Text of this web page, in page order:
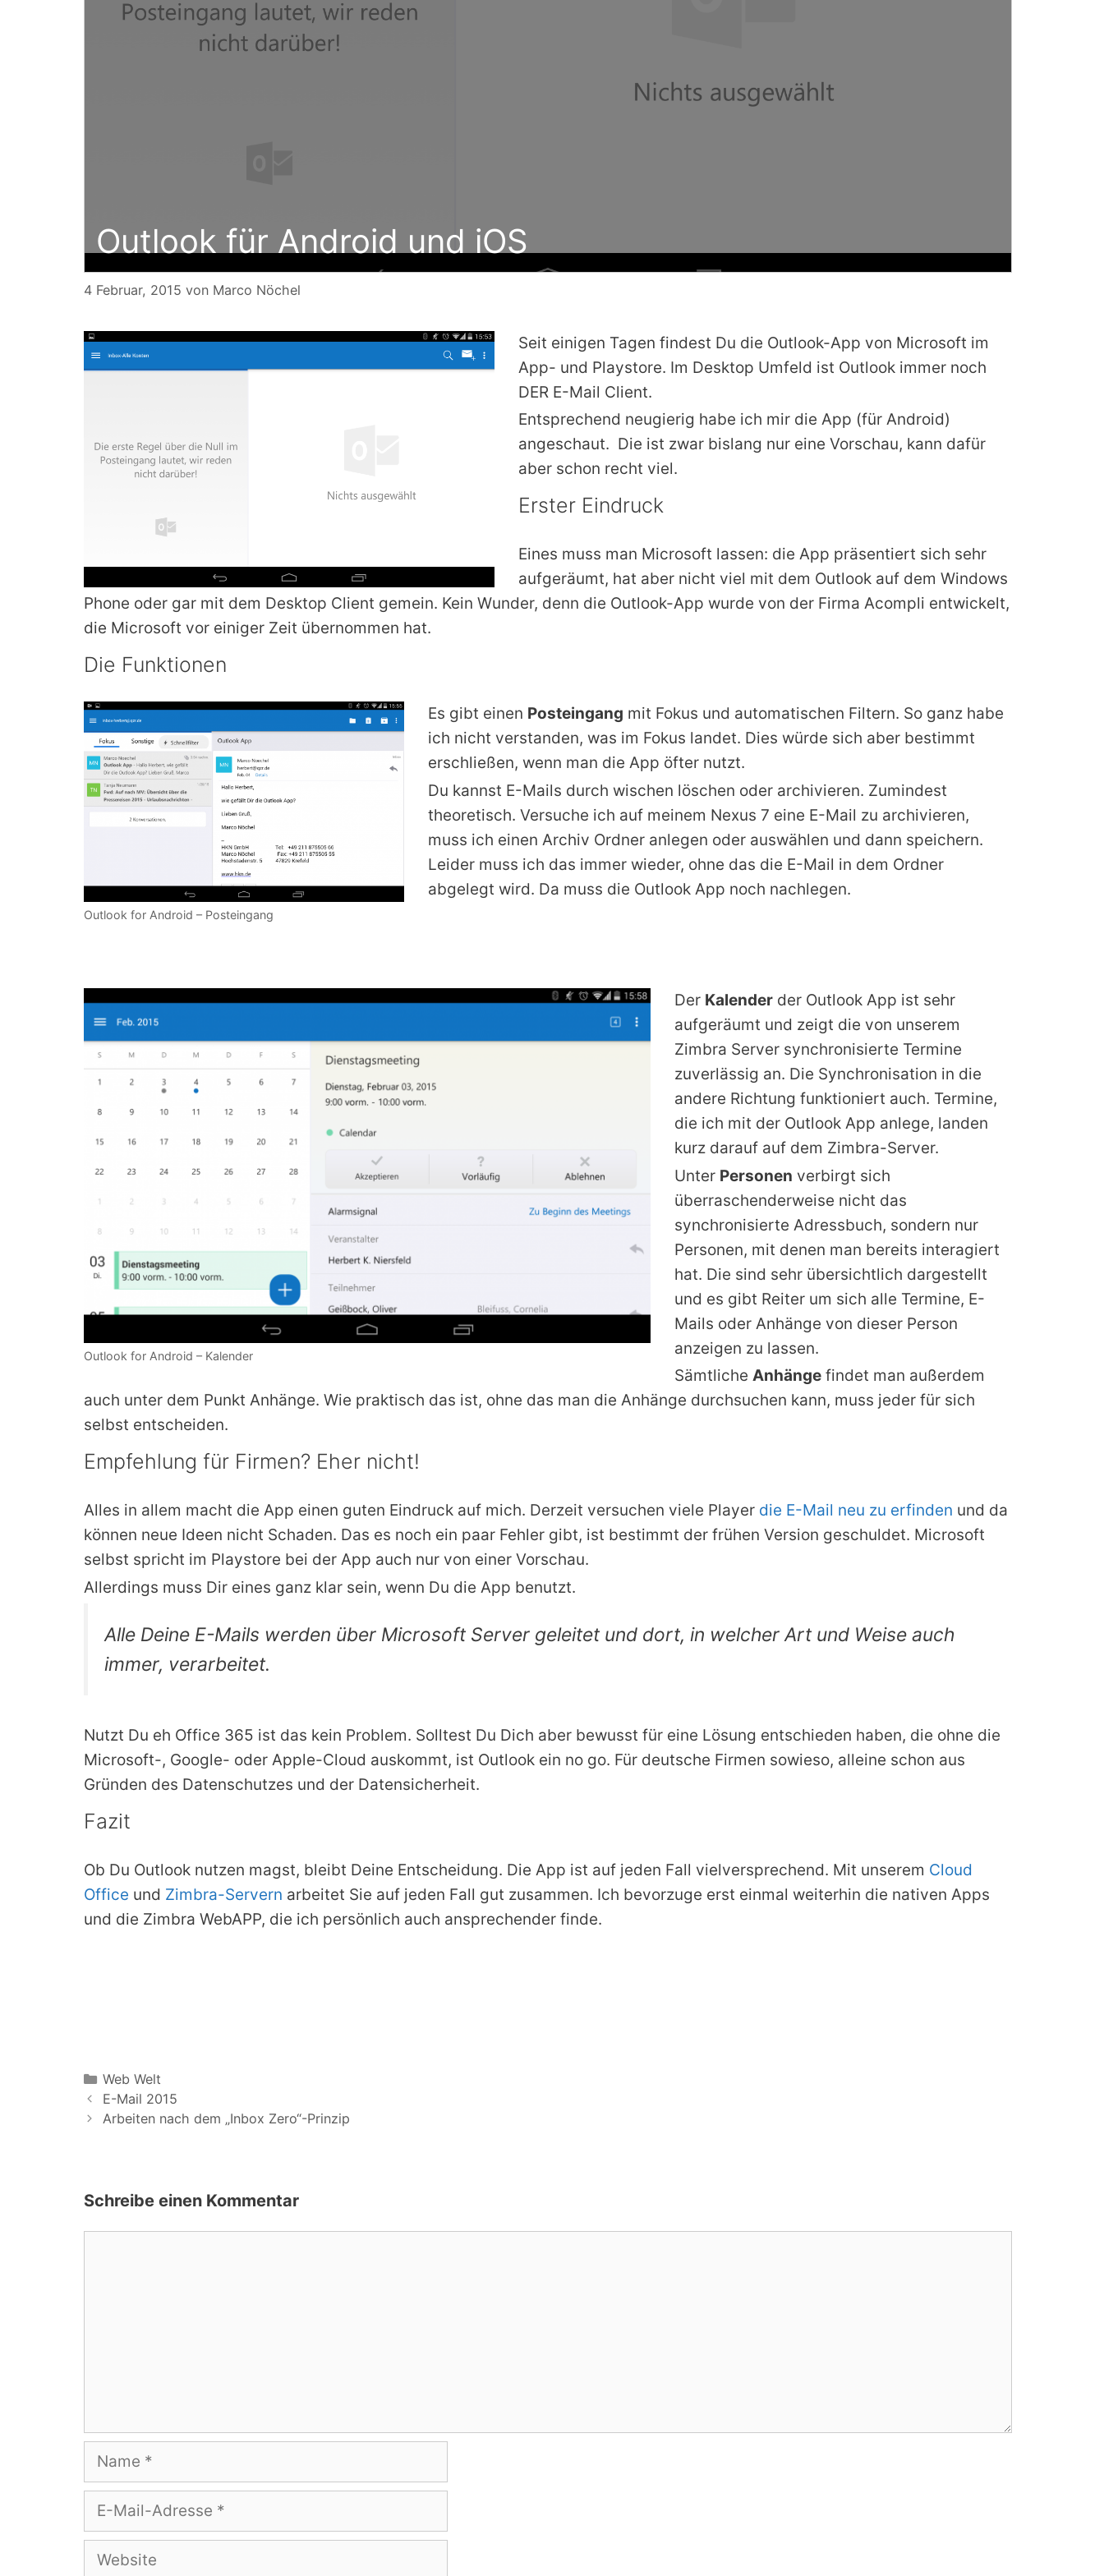
Outlook für Android und iOS
4 Februar, 2015 von Marco Nöchel
Seit einigen Tagen findest Du die Outlook-App von Microsoft im
App- und Playstore. Im Desktop Umfeld ist Outlook immer noch
DER E-Mail Client.
Entsprechend neugierig habe ich mir die App (für Android)
angeschaut. Die ist zwar bislang nur eine Vorschau, kann dafür
aber schon recht viel.
Erster Eindruck
Eines muss man Microsoft lassen: die App präsentiert sich sehr
aufgeräumt, hat aber nicht viel mit dem Outlook auf dem Windows
Phone oder gar mit dem Desktop Client gemein. Kein Wunder, denn die Outlook-App wurde von der Firma Acompli entwickelt,
die Microsoft vor einiger Zeit übernommen hat.
Die Funktionen
Outlook for Android – Posteingang
Es gibt einen Posteingang mit Fokus und automatischen Filtern. So ganz habe
ich nicht verstanden, was im Fokus landet. Dies würde sich aber bestimmt
erschließen, wenn man die App öfter nutzt.
Du kannst E-Mails durch wischen löschen oder archivieren. Zumindest
theoretisch. Versuche ich auf meinem Nexus 7 eine E-Mail zu archivieren,
muss ich einen Archiv Ordner anlegen oder auswählen und dann speichern.
Leider muss ich das immer wieder, ohne das die E-Mail in dem Ordner
abgelegt wird. Da muss die Outlook App noch nachlegen.
Outlook for Android – Kalender
Der Kalenderder Outlook App ist sehr
aufgeräumt und zeigt die von unserem
Zimbra Server synchronisierte Termine
zuverlässig an. Die Synchronisation in die
andere Richtung funktioniert auch. Termine,
die ich mit der Outlook App anlege, landen
kurz darauf auf dem Zimbra-Server.
Unter Personen verbirgt sich
überraschenderweise nicht das
synchronisierte Adressbuch, sondern nur
Personen, mit denen man bereits interagiert
hat. Die sind sehr übersichtlich dargestellt
und es gibt Reiter um sich alle Termine, E-
Mails oder Anhänge von dieser Person
anzeigen zu lassen.
Sämtliche Anhängefindet man außerdem
auch unter dem Punkt Anhänge. Wie praktisch das ist, ohne das man die Anhänge durchsuchen kann, muss jeder für sich
selbst entscheiden.
Empfehlung für Firmen? Eher nicht!
Alles in allem macht die App einen guten Eindruck auf mich. Derzeit versuchen viele Player die E-Mail neu zu erfinden und da
können neue Ideen nicht Schaden. Das es noch ein paar Fehler gibt, ist bestimmt der frühen Version geschuldet. Microsoft
selbst spricht im Playstore bei der App auch nur von einer Vorschau.
Allerdings muss Dir eines ganz klar sein, wenn Du die App benutzt.
Alle Deine E-Mails werden über Microsoft Server geleitet und dort, in welcher Art und Weise auch
immer, verarbeitet.
Nutzt Du eh Office 365 ist das kein Problem. Solltest Du Dich aber bewusst für eine Lösung entschieden haben, die ohne die
Microsoft-, Google- oder Apple-Cloud auskommt, ist Outlook ein no go. Für deutsche Firmen sowieso, alleine schon aus
Gründen des Datenschutzes und der Datensicherheit.
Fazit
Ob Du Outlook nutzen magst, bleibt Deine Entscheidung. Die App ist auf jeden Fall vielversprechend. Mit unserem Cloud
Office und Zimbra-Servern arbeitet Sie auf jeden Fall gut zusammen. Ich bevorzuge erst einmal weiterhin die nativen Apps
und die Zimbra WebAPP, die ich persönlich auch ansprechender finde.
Kategorien
Web Welt
E-Mail 2015
Arbeiten nach dem „Inbox Zero“-Prinzip
Schreibe einen Kommentar
Name
E-
Mail-
Adresse
Website